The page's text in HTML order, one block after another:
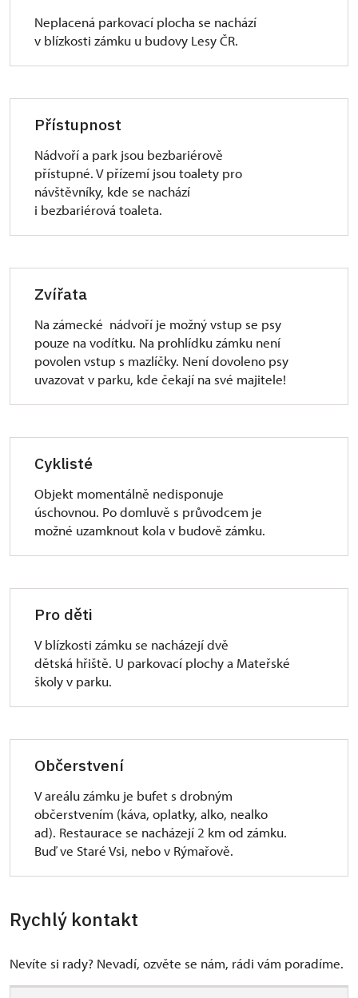
Neplacená parkovací plocha se nachází
v blízkosti zámku u budovy Lesy ČR.
Přístupnost
Nádvoří a park jsou bezbariérově
přístupné. V přízemí jsou toalety pro
návštěvníky, kde se nachází
i bezbariérová toaleta.
Zvířata
Na zámecké nádvoří je možný vstup se psy
pouze na vodítku. Na prohlídku zámku není
povolen vstup s mazlíčky. Není dovoleno psy
uvazovat v parku, kde čekají na své majitele!
Cyklisté
Objekt momentálně nedisponuje
úschovnou. Po domluvě s průvodcem je
možné uzamknout kola v budově zámku.
Pro děti
V blízkosti zámku se nacházejí dvě
dětská hřiště. U parkovací plochy a Mateřské
školy v parku.
Občerstvení
V areálu zámku je bufet s drobným
občerstvením (káva, oplatky, alko, nealko
ad). Restaurace se nacházejí 2 km od zámku.
Buď ve Staré Vsi, nebo v Rýmařově.
Rychlý kontakt
Nevíte si rady? Nevadí, ozvěte se nám, rádi vám poradíme.